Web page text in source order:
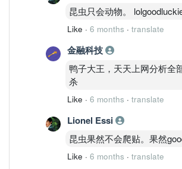
昆虫只会动物。
Like · 6 months · translate
金融科技
鸭子大王，天天上网分析全
杀
Like · 6 months · translate
Lionel Essi
昆虫果然不会爬贴。果然
Like · 6 months · translate